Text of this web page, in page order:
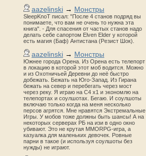
aazelinski → Монстры
SleepKnoT писал: "После 4 станов подряд вы
понимаете, что вам не очень то нужна эта
книга". - Для спасения от частых станов надо
делать себе сапортом Elven Elder у которой
есть магия (Баф) Антистана (Резист Шок).
aazelinski → Монстры
Южнее города Орена. Из Орена есть телепорт
в локацию в которой этот моб водится. Можно
и из Охотничьей Деревни до неё быстро
добежать. Бежать на Юго-Запад. Из Гирана
бежать на север и перебегать через мост
через реку. Я играю на С4 х1 и экономлю на
телепортах и соулшотах. Бегаю. И соулшоты
включаю только когда на меня несколько
персов агрятся. Мне нравятся Экстремальные
Игры. У мобов тоже должны быть шансы! А на
некоторых серверах РБ на изи в одно окно
убивают. Это не крутая MMORPG-игра, а
казуалка для маленьких девочек. Ровные
парни в такое (и используя соулшоты без
нужды) не играют.